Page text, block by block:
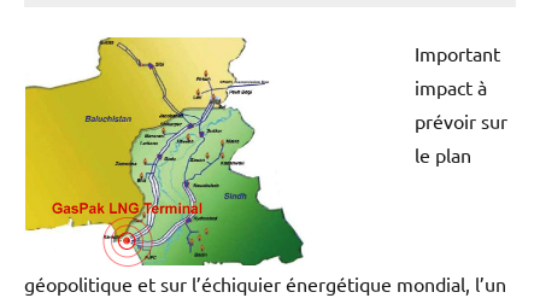
Important
impact à
prévoir sur
le plan
géopolitique et sur l’échiquier énergétique mondial, l’un